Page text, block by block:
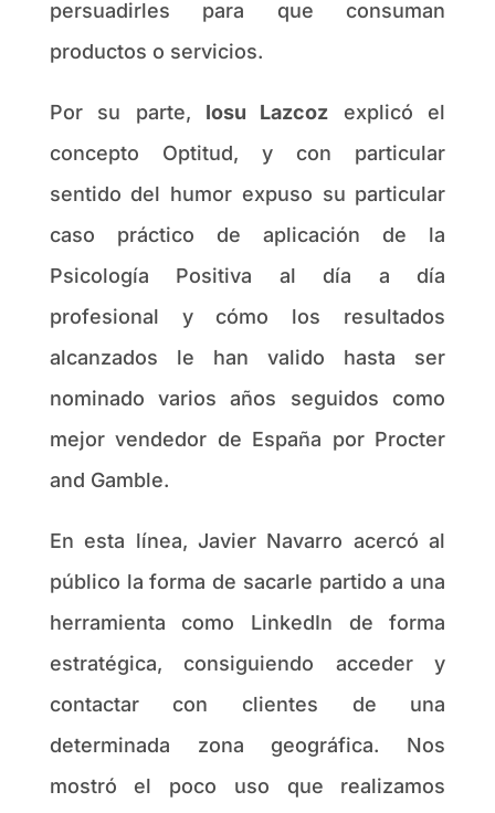
persuadirles para que consuman
productos o servicios.
Por su parte, Iosu Lazcoz explicó el
concepto Optitud, y con particular
sentido del humor expuso su particular
caso práctico de aplicación de la
Psicología Positiva al día a día
profesional y cómo los resultados
alcanzados le han valido hasta ser
nominado varios años seguidos como
mejor vendedor de España por Procter
and Gamble.
En esta línea, Javier Navarro acercó al
público la forma de sacarle partido a una
herramienta como LinkedIn de forma
estratégica, consiguiendo acceder y
contactar con clientes de una
determinada zona geográfica. Nos
mostró el poco uso que realizamos